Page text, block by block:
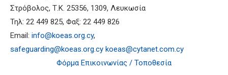
Στρόβολος, Τ.Κ. 25356, 1309, Λευκωσία
Τηλ: 22 449 825, Φαξ: 22 449 826
Email: info@koeas.org.cy,
safeguarding@koeas.org.cy koeas@cytanet.com.cy
Φόρμα Επικοινωνίας / Τοποθεσία